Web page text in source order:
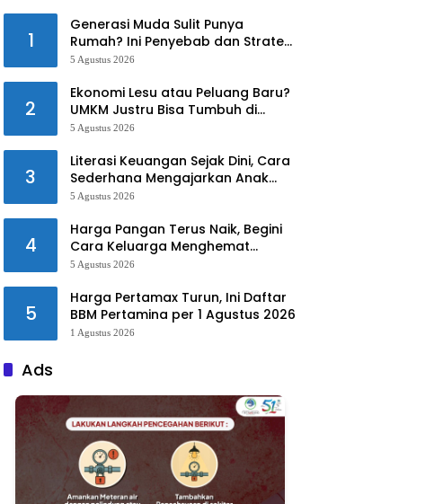
1
Generasi Muda Sulit Punya
Rumah? Ini Penyebab dan Strategi
Mengatasinya
5 Agustus 2026
2
Ekonomi Lesu atau Peluang Baru?
UMKM Justru Bisa Tumbuh di
Tengah Ketidakpastian
5 Agustus 2026
3
Literasi Keuangan Sejak Dini, Cara
Sederhana Mengajarkan Anak
Mengelola Uang
5 Agustus 2026
4
Harga Pangan Terus Naik, Begini
Cara Keluarga Menghemat
Belanja
5 Agustus 2026
5
Harga Pertamax Turun, Ini Daftar
BBM Pertamina per 1 Agustus 2026
1 Agustus 2026
Ads